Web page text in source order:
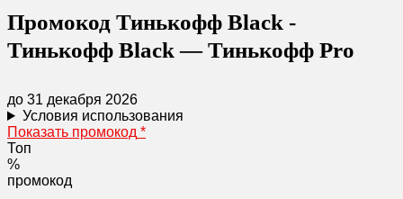
Промокод Тинькофф Black -
Тинькофф Black — Тинькофф Pro
до 31 декабря 2026
Условия использования
Показать промокод *
Топ
%
промокод